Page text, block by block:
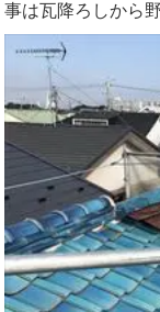
事は瓦降ろしから